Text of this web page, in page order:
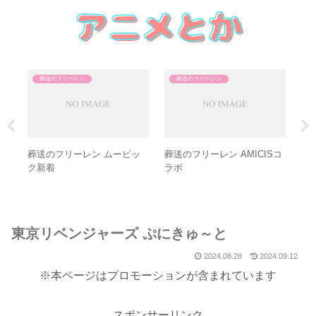
葬送のフリーレン
葬送のフリーレン ムービッ
ク新着
葬送のフリーレン
葬送のフリーレン AMICISコ
ラボ
東京リベンジャーズ ぷにきゅ～と
2024.08.28 2024.09.12
※本ページはプロモーションが含まれています